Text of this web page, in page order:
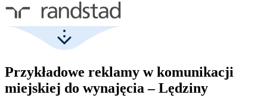
Przykładowe reklamy w komunikacji
miejskiej do wynajęcia – Lędziny